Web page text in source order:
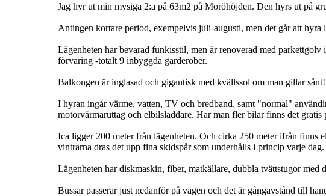
Jag hyr ut min mysiga 2:a på 63m2 på Moröhöjden. Den hyrs ut på
Antingen kortare period, exempelvis juli-augusti, men det går att hyra
Lägenheten har bevarad funkisstil, men är renoverad med
förvaring -totalt 9 inbyggda garderober.
Balkongen är inglasad och gigantisk med kvällssol om man gillar
I hyran ingår värme, vatten, TV och bredband, samt "normal"
motorvärmaruttag och elbilsladdare. Har man fler bilar finns det gratis
Ica ligger 200 meter från lägenheten. Och cirka 250 meter ifrån finns
vintrarna dras det upp fina skidspår som underhålls i princip varje dag.
Lägenheten har diskmaskin, fiber, matkällare, dubbla tvättstugor med
Bussar passerar just nedanför på vägen och det är gångavstånd till